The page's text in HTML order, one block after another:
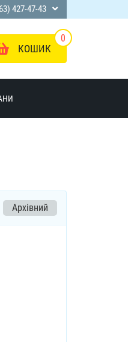
427-47-43
0
КОШИК
Архівний